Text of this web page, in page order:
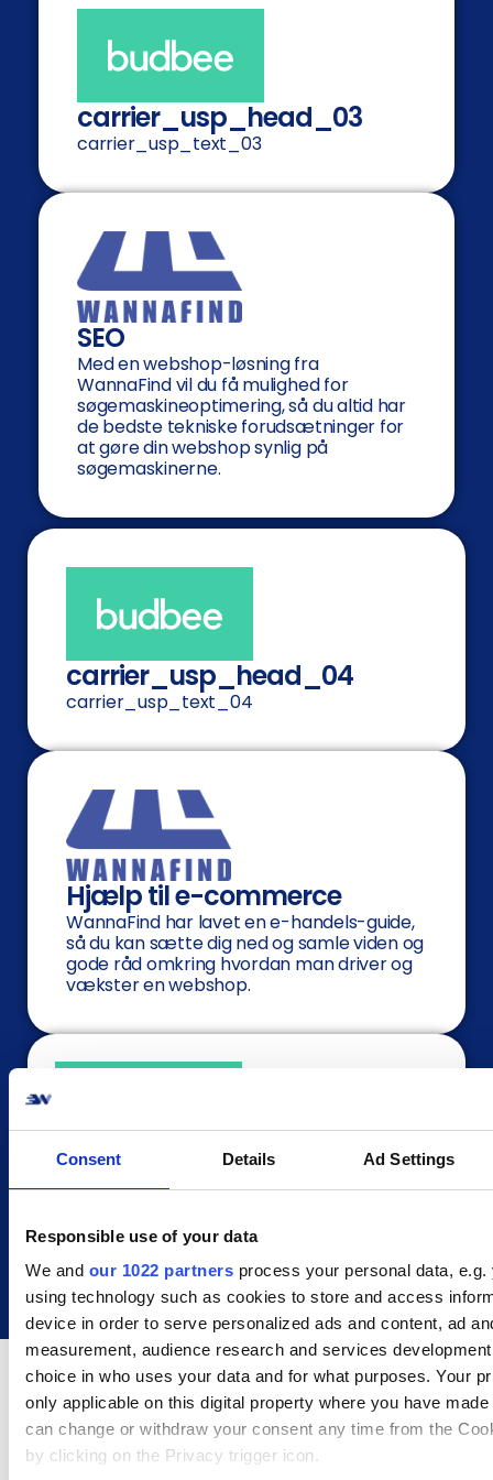
Consent Details Ad Settings
Responsible use of your data
We and our 1022 partners process your personal data, e.g.
using technology such as cookies to store and access
device in order to serve personalized ads and content, ad
measurement, audience research and services
choice in who uses your data and for what purposes. Your
only applicable on this digital property where you have
can change or withdraw your consent any time from the
by clicking on the Privacy trigger icon.
carrier_usp_head_03
carrier_usp_text_03
SEO
Med en webshop-løsning fra
WannaFind vil du få mulighed for
søgemaskineoptimering, så du altid har
de bedste tekniske forudsætninger for
at gøre din webshop synlig på
søgemaskinerne.
carrier_usp_head_04
carrier_usp_text_04
Hjælp til e-commerce
WannaFind har lavet en e-handels-guide,
så du kan sætte dig ned og samle viden og
gode råd omkring hvordan man driver og
vækster en webshop.
carrier_headline_about_2